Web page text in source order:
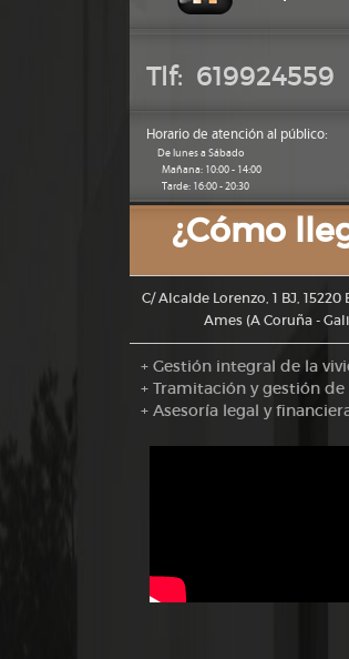
Tlf: 619924559
Horario de atención al público:
De lunes a Sábado
Mañana: 10:00 - 14:00
Tarde: 16:00 - 20:30
¿Cómo
C/ Alcalde Lorenzo, 1 BJ,
Ames (A Coruña -
+ Gestión integral de la
+ Tramitación y gestión de
+ Asesoría legal y